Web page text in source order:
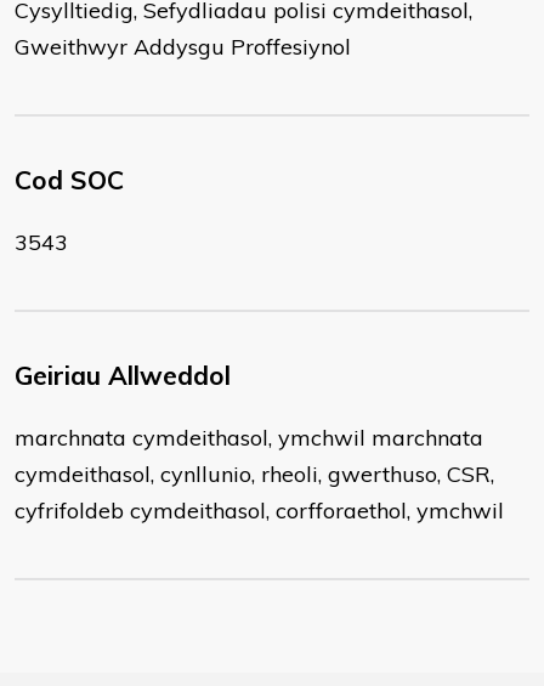
Cysylltiedig, Sefydliadau polisi cymdeithasol,
Gweithwyr Addysgu Proffesiynol
Cod SOC
3543
Geiriau Allweddol
marchnata cymdeithasol, ymchwil marchnata
cymdeithasol, cynllunio, rheoli, gwerthuso, CSR,
cyfrifoldeb cymdeithasol, corfforaethol, ymchwil